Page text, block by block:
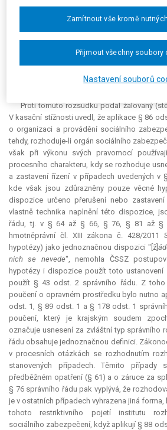
§ 104f a § 104i odst. 2 písm. c) a podle
o organizaci a provádění sociálního
podstatné porušení ustanovení o řízení před
76 odst. 1 písm. c) s. ř. s.
Proti tomuto rozsudku podal žalovaný
V kasační stížnosti uvedl, že aplikace § 86
o organizaci a provádění sociálního
tehdy, rozhoduje-li orgán sociálního
však při výkonu svých pravomocí
procesního charakteru, kdy se rozhoduje
a zastavení řízení v případech uvedených v
kde však jsou zdůrazněny pouze věcné
dispozice určeno přerušení nebo
vlastně technika naplnění této dispozice,
řádu, tj. v § 64 až § 66, § 76, § 81 až §
hmotněprávní čl. XIII zákona č. 428/2011
hypotézy) jako jednoznačnou dispozici "[ž]
nich se nevede", nemohla ČSSZ
hypotézy i dispozice použít toto
použít § 43 odst. 2 správního řádu. Z toho
poučení o opravném prostředku bylo nutno
odst. 1, § 89 odst. 1 a § 178 odst. 1
poučení, který je krajským soudem
označuje usnesení za zvláštní typ správního
řádu obsahuje jednoznačnou definici.
v procesních otázkách se rozhodnutím
stanovených případech. Těmito případy
předběžném opatření (§ 61) a o záruce za
§ 76 správního řádu pak vyplývá, že
je v ostatních případech vyhrazena jiná forma,
tohoto restriktivního pojetí institutu
sociálního zabezpečení, když aplikují § 88
Nastavení souborů
Zamítnout vše kromě
Přijmout všechny soubory